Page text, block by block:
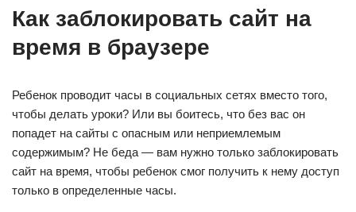
Как заблокировать сайт на
время в браузере
Ребенок проводит часы в социальных сетях вместо того,
чтобы делать уроки? Или вы боитесь, что без вас он
попадет на сайты с опасным или неприемлемым
содержимым? Не беда — вам нужно только заблокировать
сайт на время, чтобы ребенок смог получить к нему доступ
только в определенные часы.